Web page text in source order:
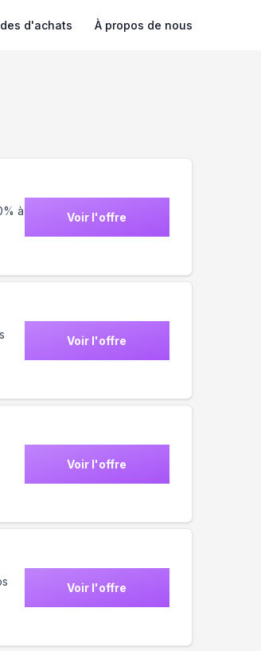
d'achats À propos de nous
à
Voir l'offre
Voir l'offre
Voir l'offre
Voir l'offre